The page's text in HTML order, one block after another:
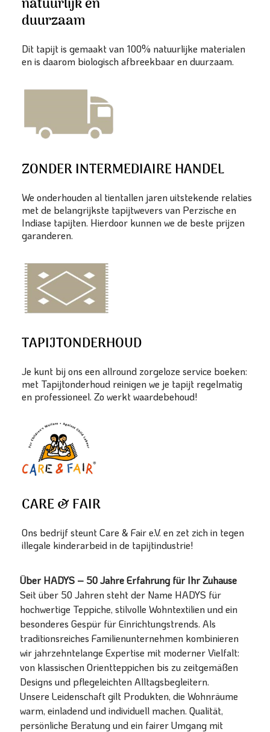
natuurlijk en
duurzaam
Dit tapijt is gemaakt van 100% natuurlijke materialen
en is daarom biologisch afbreekbaar en duurzaam.
ZONDER INTERMEDIAIRE HANDEL
We onderhouden al tientallen jaren uitstekende relaties
met de belangrijkste tapijtwevers van Perzische en
Indiase tapijten. Hierdoor kunnen we de beste prijzen
garanderen.
TAPIJTONDERHOUD
Je kunt bij ons een allround zorgeloze service boeken:
met Tapijtonderhoud reinigen we je tapijt regelmatig
en professioneel. Zo werkt waardebehoud!
CARE & FAIR
Ons bedrijf steunt Care & Fair e.V. en zet zich in tegen
illegale kinderarbeid in de tapijtindustrie!
Über HADYS – 50 Jahre Erfahrung für Ihr Zuhause
Seit über 50 Jahren steht der Name HADYS für
hochwertige Teppiche, stilvolle Wohntextilien und ein
besonderes Gespür für Einrichtungstrends. Als
traditionsreiches Familienunternehmen kombinieren
wir jahrzehntelange Expertise mit moderner Vielfalt:
von klassischen Orientteppichen bis zu zeitgemäßen
Designs und pflegeleichten Alltagsbegleitern.
Unsere Leidenschaft gilt Produkten, die Wohnräume
warm, einladend und individuell machen. Qualität,
persönliche Beratung und ein fairer Umgang mit